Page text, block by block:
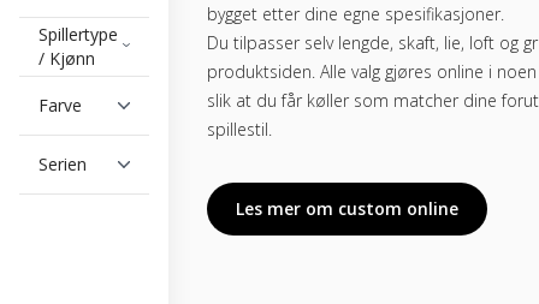
Spillertype
/ Kjønn
Farve
Serien
bygget etter dine egne spesifikasjoner.
Du tilpasser selv lengde, skaft, lie, loft og
produktsiden. Alle valg gjøres online i
slik at du får køller som matcher dine
spillestil.
Les mer om custom online